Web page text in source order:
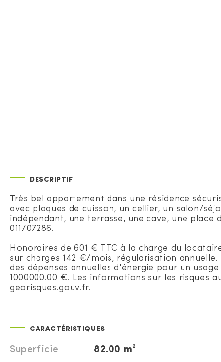
DESCRIPTIF
Très bel appartement dans une résidence
avec plaques de cuisson, un cellier, un salon/
indépendant, une terrasse, une cave, une place
011/07286.
Honoraires de 601 € TTC à la charge du
sur charges 142 €/mois, régularisation
des dépenses annuelles d'énergie pour un
1000000.00 €. Les informations sur les risques
georisques.gouv.fr.
CARACTÉRISTIQUES
Superficie 82.00 m²